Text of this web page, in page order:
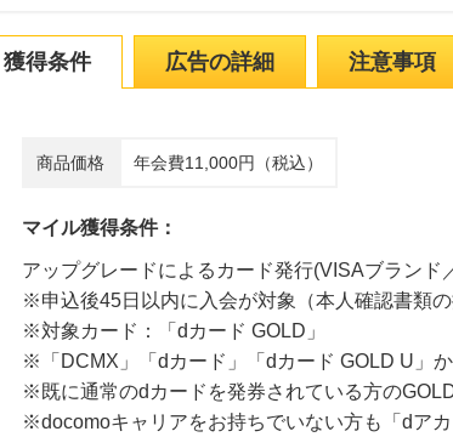
獲得条件 広告の詳細 注意事項
商品価格 年会費11,000円（税込）
マイル獲得条件：
アップグレードによるカード発行(VISAブランド
※申込後45日以内に入会が対象（本人確認書類
※対象カード：「dカード GOLD」
※「DCMX」「dカード」「dカード GOLD U」
※既に通常のdカードを発券されている方の
※docomoキャリアをお持ちでいない方も「dア